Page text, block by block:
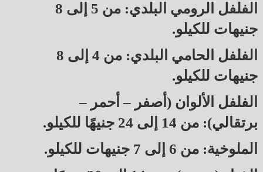
الفلفل الرومي البلدي: من 5 إلى 8
جنيهات للكيلو.
الفلفل الحامي البلدي: من 4 إلى 8
جنيهات للكيلو.
الفلفل الألوان (أصفر – أحمر –
برتقالي): من 14 إلى 24 جنيهًا للكيلو.
الملوخية: من 6 إلى 7 جنيهات للكيلو.